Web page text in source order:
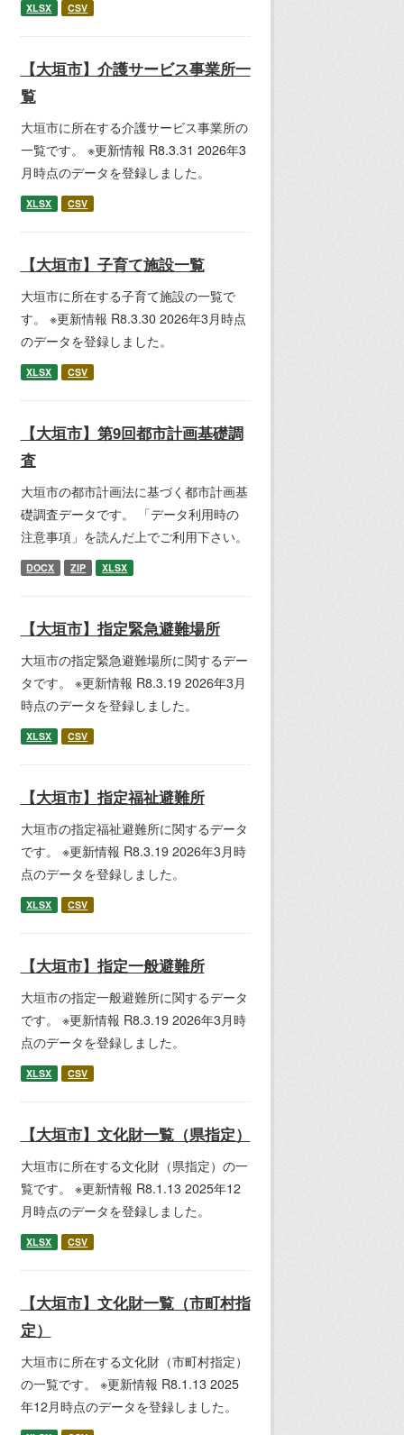
XLSX CSV
【大垣市】介護サービス事業所一
覧
大垣市に所在する介護サービス事業所の
一覧です。 ※更新情報 R8.3.31 2026年3
月時点のデータを登録しました。
XLSX CSV
【大垣市】子育て施設一覧
大垣市に所在する子育て施設の一覧で
す。 ※更新情報 R8.3.30 2026年3月時点
のデータを登録しました。
XLSX CSV
【大垣市】第9回都市計画基礎調
査
大垣市の都市計画法に基づく都市計画基
礎調査データです。 「データ利用時の
注意事項」を読んだ上でご利用下さい。
DOCX ZIP XLSX
【大垣市】指定緊急避難場所
大垣市の指定緊急避難場所に関するデー
タです。 ※更新情報 R8.3.19 2026年3月
時点のデータを登録しました。
XLSX CSV
【大垣市】指定福祉避難所
大垣市の指定福祉避難所に関するデータ
です。 ※更新情報 R8.3.19 2026年3月時
点のデータを登録しました。
XLSX CSV
【大垣市】指定一般避難所
大垣市の指定一般避難所に関するデータ
です。 ※更新情報 R8.3.19 2026年3月時
点のデータを登録しました。
XLSX CSV
【大垣市】文化財一覧（県指定）
大垣市に所在する文化財（県指定）の一
覧です。 ※更新情報 R8.1.13 2025年12
月時点のデータを登録しました。
XLSX CSV
【大垣市】文化財一覧（市町村指
定）
大垣市に所在する文化財（市町村指定）
の一覧です。 ※更新情報 R8.1.13 2025
年12月時点のデータを登録しました。